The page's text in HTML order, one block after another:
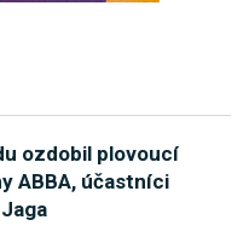
ozdobil plovoucí
ABBA, účastníci